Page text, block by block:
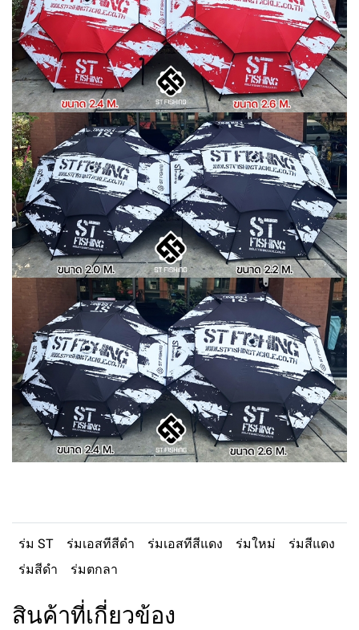
ร่ม ST ร่มเอสทีสีดำ ร่มเอสทีสีแดง ร่มใหม่
ร่มสีแดง
ร่มสีดำ
ร่มตกลา
สินค้าที่เกี่ยวข้อง